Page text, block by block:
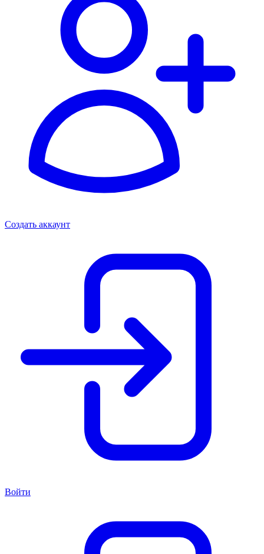
Создать аккаунт
Войти